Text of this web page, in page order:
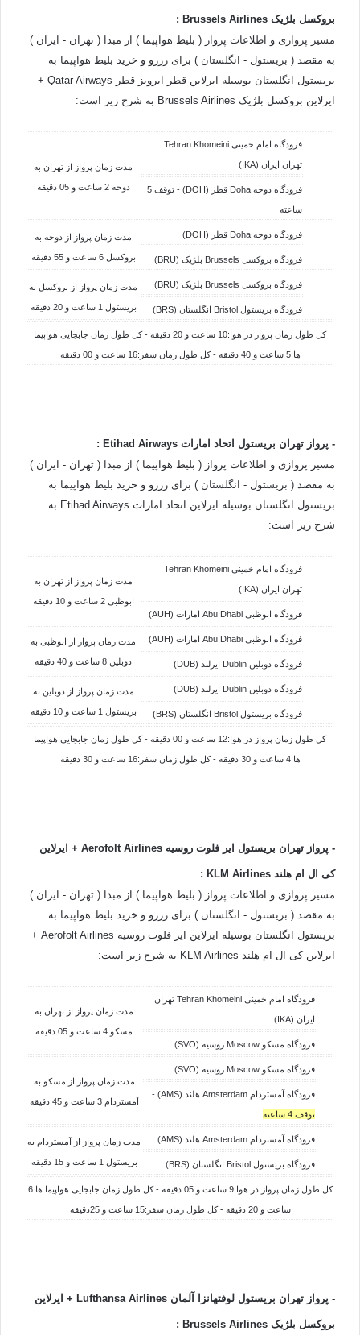
بروکسل بلژیک Brussels Airlines
:
مسیر پروازی و اطلاعات پرواز ( بلیط هواپیما ) از مبدا ( تهران - ایران )
به مقصد ( بریستول - انگلستان ) برای رزرو و خرید بلیط هواپیما به
بریستول انگلستان بوسیله ایرلاین قطر ایرویز قطر Qatar Airways +
ایرلاین بروکسل بلژیک Brussels Airlines به شرح زیر است:
فرودگاه امام خمینی Tehran Khomeini
تهران ایران (IKA) مدت زمان پرواز از تهران به
دوحه 2 ساعت و 05 دقیقه فرودگاه دوحه Doha قطر (DOH) - توقف 5
ساعته
فرودگاه دوحه Doha قطر (DOH) مدت زمان پرواز از دوحه به
بروکسل 6 ساعت و 55 دقیقه فرودگاه بروکسل Brussels بلژیک (BRU)
فرودگاه بروکسل Brussels بلژیک (BRU) مدت زمان پرواز از بروکسل به
بریستول 1 ساعت و 20 دقیقه فرودگاه بریستول Bristol انگلستان (BRS)
کل طول زمان پرواز در هوا:10 ساعت و 20 دقیقه - کل طول زمان جابجایی هواپیما
ها:5 ساعت و 40 دقیقه - کل طول زمان سفر:16 ساعت و 00 دقیقه
- پرواز تهران بریستول اتحاد امارات Etihad Airways
:
مسیر پروازی و اطلاعات پرواز ( بلیط هواپیما ) از مبدا ( تهران - ایران )
به مقصد ( بریستول - انگلستان ) برای رزرو و خرید بلیط هواپیما به
بریستول انگلستان بوسیله ایرلاین اتحاد امارات Etihad Airways به
شرح زیر است:
فرودگاه امام خمینی Tehran Khomeini
تهران ایران (IKA)
مدت زمان پرواز از تهران به
ابوظبی 2 ساعت و 10 دقیقه
فرودگاه ابوظبی Abu Dhabi امارات (AUH)
فرودگاه ابوظبی Abu Dhabi امارات (AUH) مدت زمان پرواز از ابوظبی به
دوبلین 8 ساعت و 40 دقیقه فرودگاه دوبلین Dublin ایرلند (DUB)
فرودگاه دوبلین Dublin ایرلند (DUB) مدت زمان پرواز از دوبلین به
بریستول 1 ساعت و 10 دقیقه فرودگاه بریستول Bristol انگلستان (BRS)
کل طول زمان پرواز در هوا:12 ساعت و 00 دقیقه - کل طول زمان جابجایی هواپیما
ها:4 ساعت و 30 دقیقه - کل طول زمان سفر:16 ساعت و 30 دقیقه
- پرواز تهران بریستول ایر فلوت روسیه Aerofolt Airlines + ایرلاین
کی ال ام هلند KLM Airlines
:
مسیر پروازی و اطلاعات پرواز ( بلیط هواپیما ) از مبدا ( تهران - ایران )
به مقصد ( بریستول - انگلستان ) برای رزرو و خرید بلیط هواپیما به
بریستول انگلستان بوسیله ایرلاین ایر فلوت روسیه Aerofolt Airlines +
ایرلاین کی ال ام هلند KLM Airlines به شرح زیر است:
فرودگاه امام خمینی Tehran Khomeini تهران
ایران (IKA)
مدت زمان پرواز از تهران به
مسکو 4 ساعت و 05 دقیقه
فرودگاه مسکو Moscow روسیه (SVO)
فرودگاه مسکو Moscow روسیه (SVO)
مدت زمان پرواز از مسکو به
آمستردام 3 ساعت و 45 دقیقه
فرودگاه آمستردام Amsterdam هلند (AMS) -
توقف 4 ساعته
فرودگاه آمستردام Amsterdam هلند (AMS) مدت زمان پرواز از آمستردام به
بریستول 1 ساعت و 15 دقیقه فرودگاه بریستول Bristol انگلستان (BRS)
کل طول زمان پرواز در هوا:9 ساعت و 05 دقیقه - کل طول زمان جابجایی هواپیما ها:6
ساعت و 20 دقیقه - کل طول زمان سفر:15 ساعت و 25دقیقه
- پرواز تهران بریستول لوفتهانزا آلمان Lufthansa Airlines + ایرلاین
بروکسل بلژیک Brussels Airlines
: